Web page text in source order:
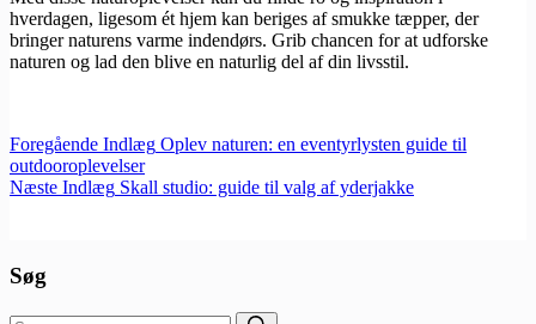
hverdagen, ligesom ét hjem kan beriges af smukke tæpper, der
bringer naturens varme indendørs. Grib chancen for at udforske
naturen og lad den blive en naturlig del af din livsstil.
Foregående Indlæg Oplev naturen: en eventyrlysten guide til
outdooroplevelser
Næste Indlæg Skall studio: guide til valg af yderjakke
Søg